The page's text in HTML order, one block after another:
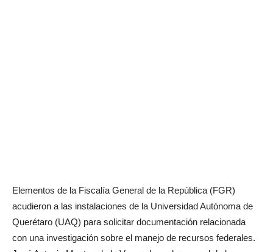
Elementos de la Fiscalía General de la República (FGR)
acudieron a las instalaciones de la Universidad Autónoma de
Querétaro (UAQ) para solicitar documentación relacionada
con una investigación sobre el manejo de recursos federales.